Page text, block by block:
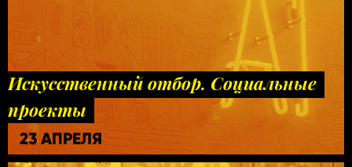
Искусственный отбор. Социальные
проекты
23 АПРЕЛЯ